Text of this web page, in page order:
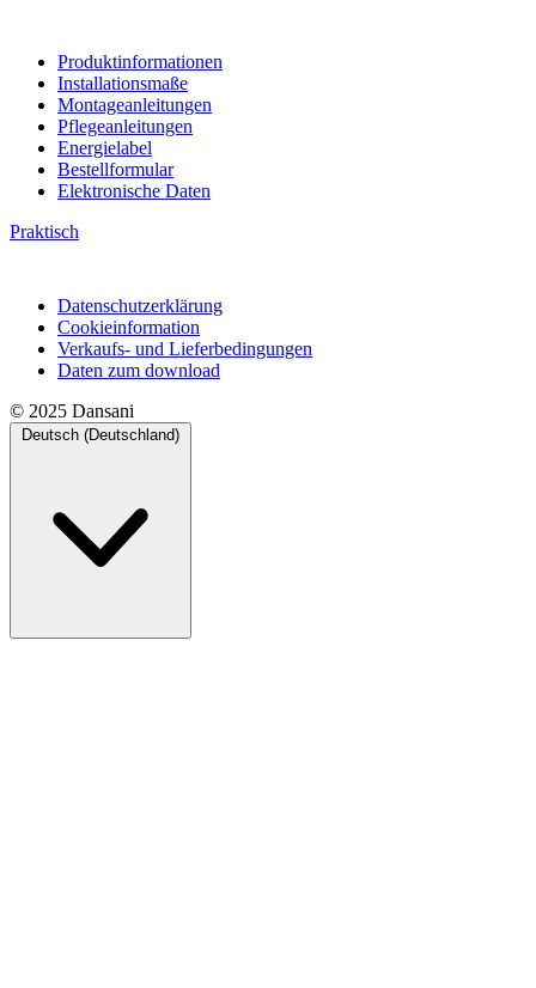
Produktinformationen
Installationsmaße
Montageanleitungen
Pflegeanleitungen
Energielabel
Bestellformular
Elektronische Daten
Praktisch
Datenschutzerklärung
Cookieinformation
Verkaufs- und Lieferbedingungen
Daten zum download
© 2025 Dansani
Deutsch (Deutschland)